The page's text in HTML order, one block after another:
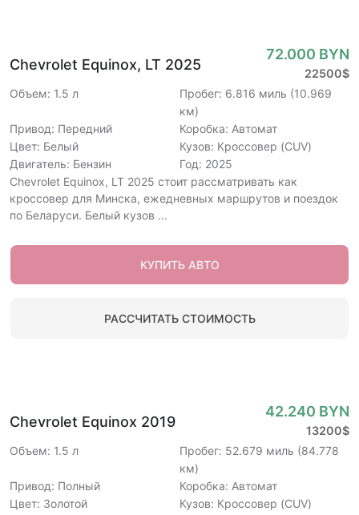
Chevrolet Equinox, LT 2025
72.000 BYN
22500$
Объем: 1.5 л
Пробег: 6.816 миль (10.969
км)
Привод: Передний
Коробка: Автомат
Цвет: Белый
Кузов: Кроссовер (CUV)
Двигатель: Бензин
Год: 2025
Chevrolet Equinox, LT 2025 стоит рассматривать как
кроссовер для Минска, ежедневных маршрутов и поездок
по Беларуси. Белый кузов ...
КУПИТЬ АВТО
РАССЧИТАТЬ СТОИМОСТЬ
Chevrolet Equinox 2019
42.240 BYN
13200$
Объем: 1.5 л
Пробег: 52.679 миль (84.778
км)
Привод: Полный
Коробка: Автомат
Цвет: Золотой
Кузов: Кроссовер (CUV)